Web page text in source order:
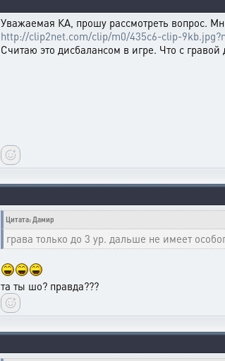
Уважаемая КА, прошу рассмотреть вопрос.
http://clip2net.com/clip/m0/435c6-clip-
Считаю это дисбалансом в игре. Что с
Цитата: Дамир
грава только до 3 ур. дальше не имеет
та ты шо? правда???